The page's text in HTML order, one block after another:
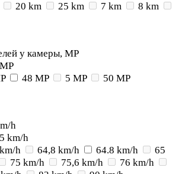
20 km 25 km 7 km
8 km
у камеры, MP
48 MP 5 MP
50 MP
h
km/h
h 64,8 km/h 64.8 km/h
65
75 km/h 75,6 km/h
76 km/h